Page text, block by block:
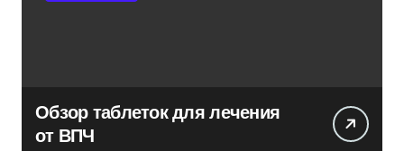
Обзор таблеток для лечения
от ВПЧ